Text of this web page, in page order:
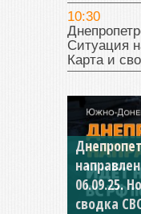
10:30
Ситуация
Карта и
04.09.25
сводка